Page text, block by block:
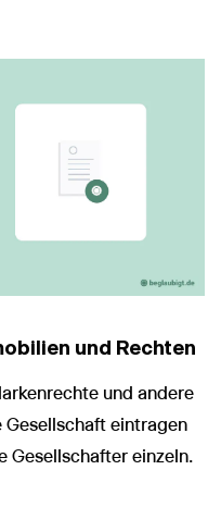
und Rechten
und andere
eintragen
Gesellschafter einzeln.